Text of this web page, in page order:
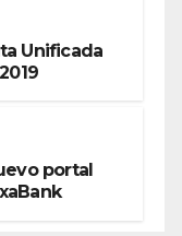
Unificada
portal